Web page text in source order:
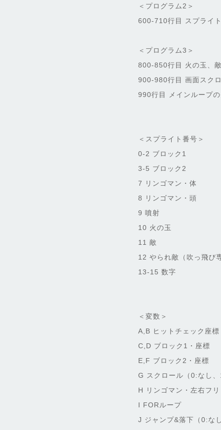
＜プログラム2＞
600-710行目 スプライ
＜プログラム3＞
800-850行目 火の玉、
900-980行目 画面スク
990行目 メインループ
＜スプライト番号＞
0-2 ブロック1
3-5 ブロック2
7 リンゴマン・体
8 リンゴマン・頭
9 噴射
10 火の玉
11 敵
12 やられ敵（吹っ飛び
13-15 数字
＜変数＞
A,B ヒットチェック座標
C,D ブロック1・座標
E,F ブロック2・座標
G スクロール（0:なし
H リンゴマン・左右フ
I FORループ
J ジャンプ&落下（0:な